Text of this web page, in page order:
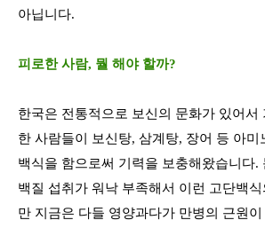
아닙니다.
피로한 사람, 뭘 해야 할까?
한국은 전통적으로 보신의 문화가 있어서
한 사람들이 보신탕, 삼계탕, 장어 등 아미
백식을 함으로써 기력을 보충해왔습니다.
백질 섭취가 워낙 부족해서 이런 고단백식
만 지금은 다들 영양과다가 만병의 근원